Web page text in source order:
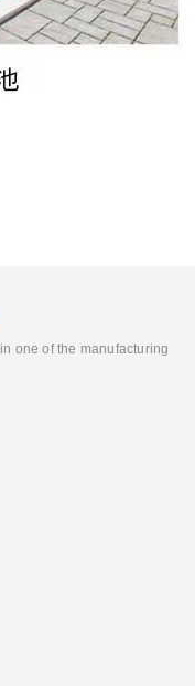
one of the manufacturing